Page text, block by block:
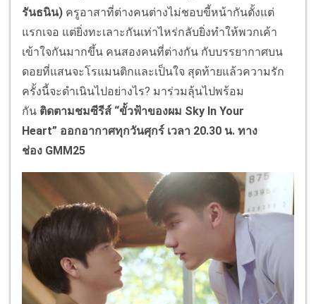
รันธนิน) ครูอาสาที่ต่างคนต่างไม่ชอบขี้หน้ากันตั้งแต่
แรกเจอ แต่ยิ่งทะเลาะกันเท่าไหร่กลับยิ่งทำให้พวกเค้า
เข้าใจกันมากขึ้น คนสองคนที่ต่างกัน กับบรรยากาศบน
ดอยที่แสนจะโรแมนติกและเป็นใจ สุดท้ายแล้วความรัก
ครั้งนี้จะดำเนินไปอย่างไร? มาร่วมลุ้นไปพร้อม
กัน ติดตามชมซีรีส์ “ขั้วฟ้าของผม Sky In Your
Heart” ออกอากาศทุกวันศุกร์ เวลา 20.30 น. ทาง
ช่อง GMM25